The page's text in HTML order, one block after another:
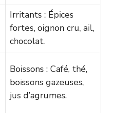
Irritants : Épices
fortes, oignon cru, ail,
chocolat.
Boissons : Café, thé,
boissons gazeuses,
jus d’agrumes.